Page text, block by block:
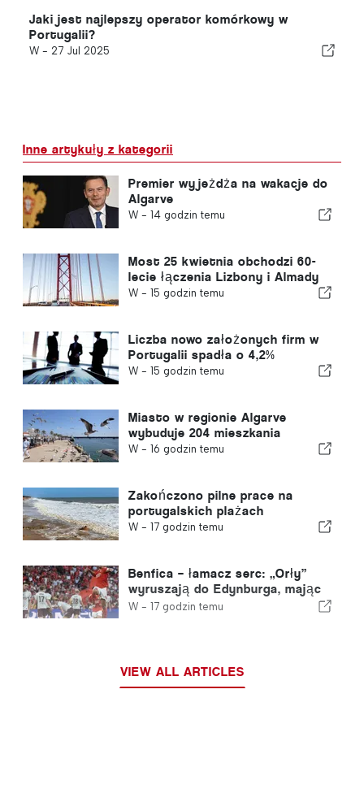
Jaki jest najlepszy operator komórkowy w
Portugalii?
W - 27 Jul 2025
Inne artykuły z kategorii
Premier wyjeżdża na wakacje do
Algarve
W - 14 godzin temu
Most 25 kwietnia obchodzi 60-
lecie łączenia Lizbony i Almady
W - 15 godzin temu
Liczba nowo założonych firm w
Portugalii spadła o 4,2%
W - 15 godzin temu
Miasto w regionie Algarve
wybuduje 204 mieszkania
W - 16 godzin temu
Zakończono pilne prace na
portugalskich plażach
W - 17 godzin temu
Benfica – łamacz serc: „Orły”
wyruszają do Edynburga, mając
już jedną nogą w kolejnej rundzie
W - 17 godzin temu
VIEW ALL ARTICLES